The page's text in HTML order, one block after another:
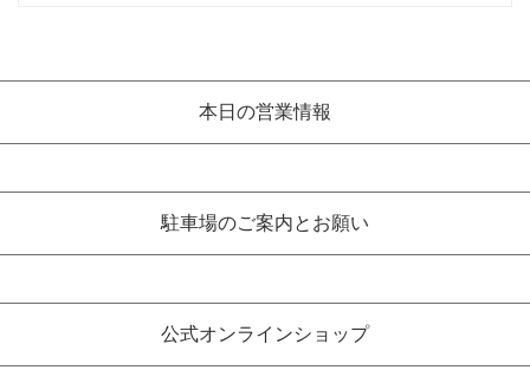
本日の営業情報
駐車場のご案内とお願い
公式オンラインショップ